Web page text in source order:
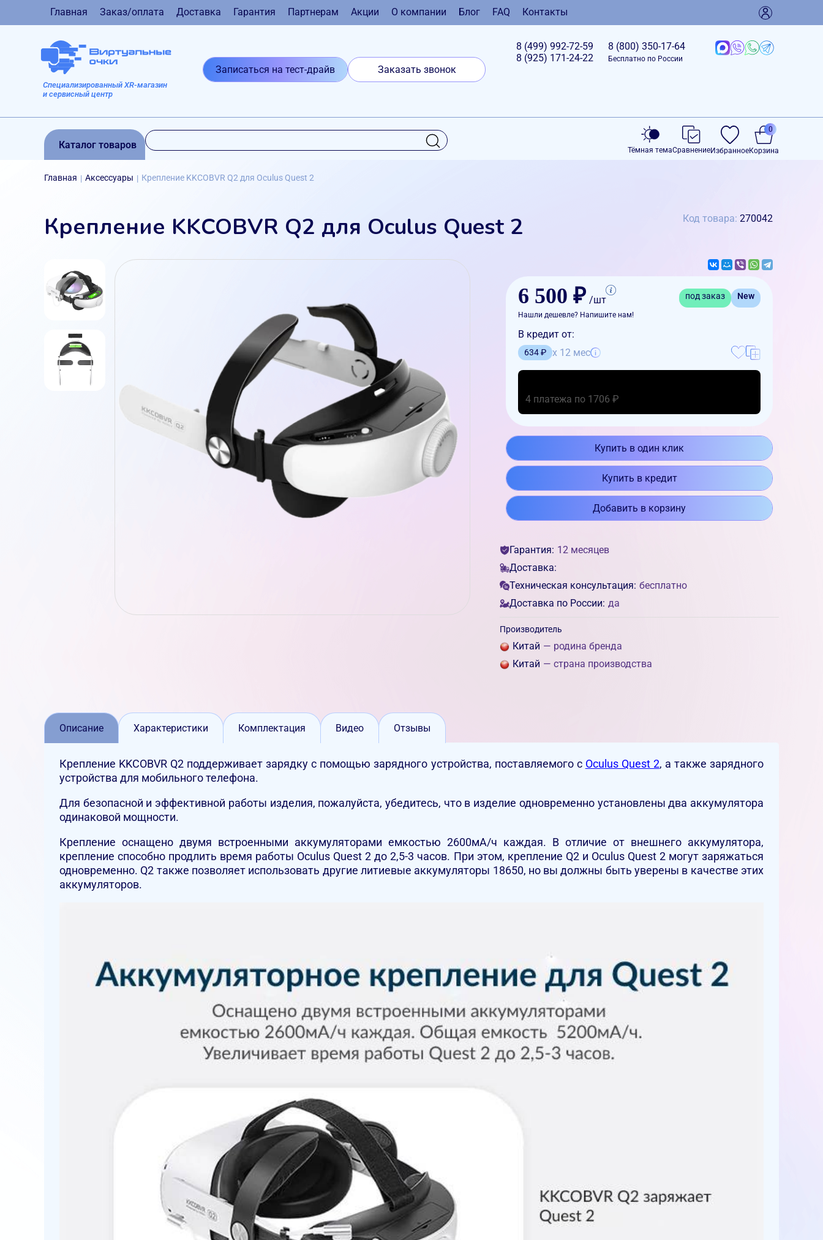
Главная Заказ/оплата Доставка Гарантия Партнерам Акции О компании Блог FAQ Контакты
Специализированный XR-магазин
и сервисный центр
Записаться на тест-драйв Заказать звонок
8 (499) 992-72-59
8 (925) 171-24-22
8 (800) 350-17-64
Бесплатно по России
Каталог товаров Тёмная темаСравнениеИзбранноеКорзина
0
Главная | Аксессуары | Крепление KKCOBVR Q2 для Oculus Quest 2
Крепление KKCOBVR Q2 для Oculus Quest 2 Код товара: 270042
6 500 ₽ /шт под заказ New
Нашли дешевле? Напишите нам!
В кредит от:
634 ₽ x 12 мес
4 платежа по 1706 ₽
Купить в один клик
Купить в кредит
Добавить в корзину
Гарантия: 12 месяцев
Доставка:
Техническая консультация: бесплатно
Доставка по России: да
Производитель
Китай — родина бренда
Китай — страна производства
Описание Характеристики Комплектация Видео Отзывы
Крепление KKCOBVR Q2 поддерживает зарядку с помощью зарядного устройства, поставляемого с Oculus Quest 2, а также зарядного
устройства для мобильного телефона.
Для безопасной и эффективной работы изделия, пожалуйста, убедитесь, что в изделие одновременно установлены два аккумулятора
одинаковой мощности.
Крепление оснащено двумя встроенными аккумуляторами емкостью 2600мА/ч каждая. В отличие от внешнего аккумулятора,
крепление способно продлить время работы Oculus Quest 2 до 2,5-3 часов. При этом, крепление Q2 и Oculus Quest 2 могут заряжаться
одновременно. Q2 также позволяет использовать другие литиевые аккумуляторы 18650, но вы должны быть уверены в качестве этих
аккумуляторов.